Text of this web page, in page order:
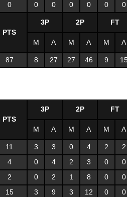
0 0 0 0 0 0 0
PTS
3P 2P FT
M A M A M A
87 8 27 27 46 9
PTS
3P 2P FT
M A M A M A
11 3 3 0 4 2
2
4 0 4 2 3 0
0
2 0 2 1 8 0
0
15 3 9 3 12 0
0